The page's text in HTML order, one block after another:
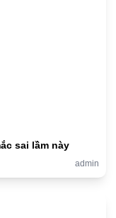
sai lầm này
admin